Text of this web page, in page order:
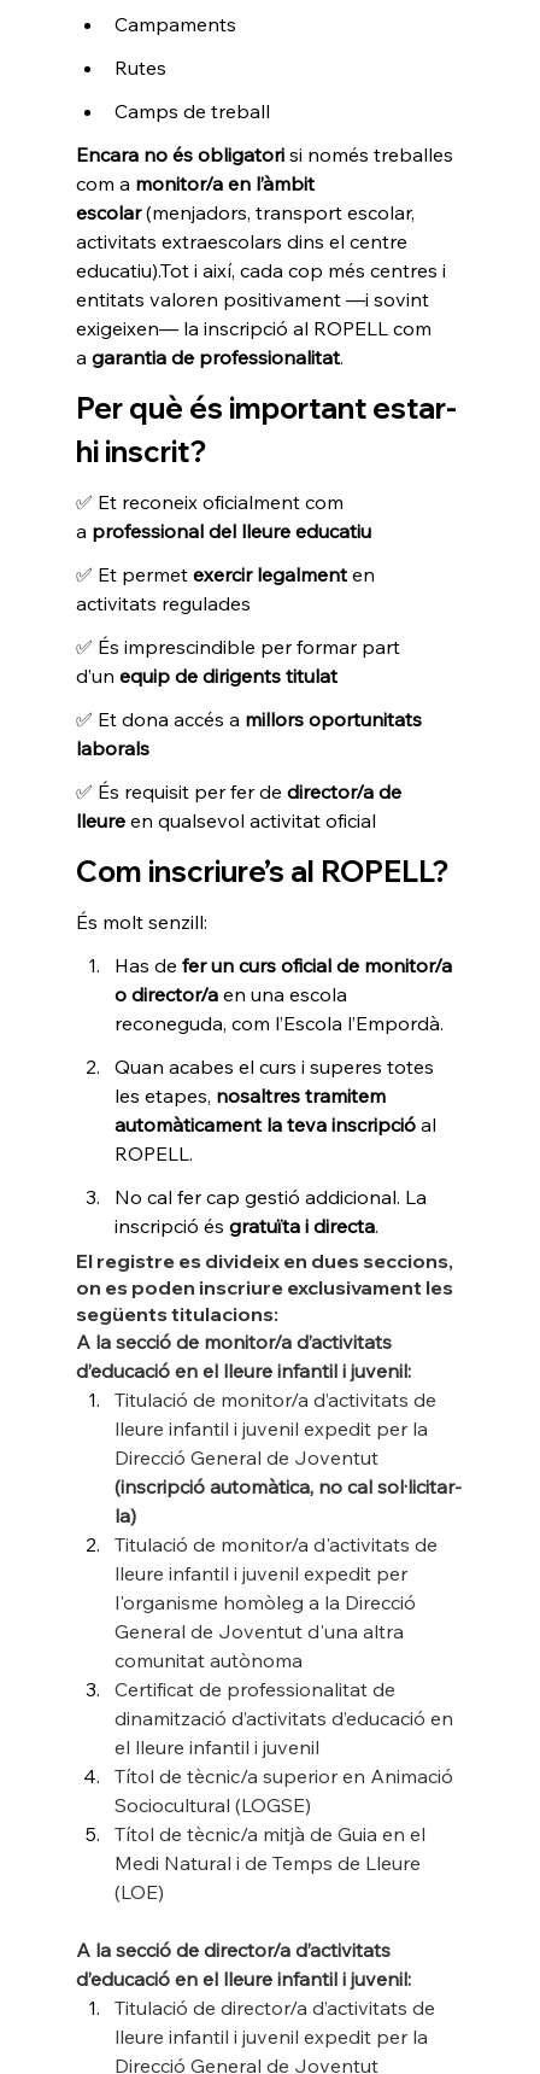
Campaments
Rutes
Camps de treball
Encara no és obligatori si només treballes
com a monitor/a en l’àmbit
escolar (menjadors, transport escolar,
activitats extraescolars dins el centre
educatiu).Tot i així, cada cop més centres i
entitats valoren positivament —i sovint
exigeixen— la inscripció al ROPELL com
a garantia de professionalitat.
Per què és important estar-
hi inscrit?
✅ Et reconeix oficialment com
a professional del lleure educatiu
✅ Et permet exercir legalment en
activitats regulades
✅ És imprescindible per formar part
d’un equip de dirigents titulat
✅ Et dona accés a millors oportunitats
laborals
✅ És requisit per fer de director/a de
lleure en qualsevol activitat oficial
Com inscriure’s al ROPELL?
És molt senzill:
Has de fer un curs oficial de monitor/a
o director/a en una escola
reconeguda, com l’Escola l’Empordà.
Quan acabes el curs i superes totes
les etapes, nosaltres tramitem
automàticament la teva inscripció al
ROPELL.
No cal fer cap gestió addicional. La
inscripció és gratuïta i directa.
El registre es divideix en dues seccions,
on es poden inscriure exclusivament les
següents titulacions:
A la secció de monitor/a d’activitats
d’educació en el lleure infantil i juvenil:
Titulació de monitor/a d’activitats de
lleure infantil i juvenil expedit per la
Direcció General de Joventut
(inscripció automàtica, no cal sol·licitar-
la)
Titulació de monitor/a d'activitats de
lleure infantil i juvenil expedit per
l'organisme homòleg a la Direcció
General de Joventut d'una altra
comunitat autònoma
Certificat de professionalitat de
dinamització d’activitats d’educació en
el lleure infantil i juvenil
Títol de tècnic/a superior en Animació
Sociocultural (LOGSE)
Títol de tècnic/a mitjà de Guia en el
Medi Natural i de Temps de Lleure
(LOE)
A la secció de director/a d’activitats
d’educació en el lleure infantil i juvenil:
Titulació de director/a d’activitats de
lleure infantil i juvenil expedit per la
Direcció General de Joventut